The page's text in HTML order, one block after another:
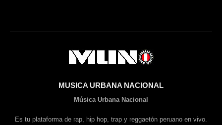
MUSICA URBANA NACIONAL
Música Urbana Nacional
Es tu plataforma de rap, hip hop, trap y reggaetón peruano en vivo.